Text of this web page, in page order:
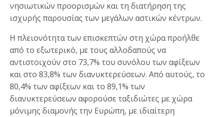
νησιωτικών προορισμών και τη διατήρηση της
ισχυρής παρουσίας των μεγάλων αστικών κέντρων.
Η πλειονότητα των επισκεπτών στη χώρα προήλθε
από το εξωτερικό, με τους αλλοδαπούς να
αντιστοιχούν στο 73,7% του συνόλου των αφίξεων
και στο 83,8% των διανυκτερεύσεων. Από αυτούς, το
80,4% των αφίξεων και το 89,1% των
διανυκτερεύσεων αφορούσε ταξιδιώτες με χώρα
μόνιμης διαμονής την Ευρώπη, με ιδιαίτερη